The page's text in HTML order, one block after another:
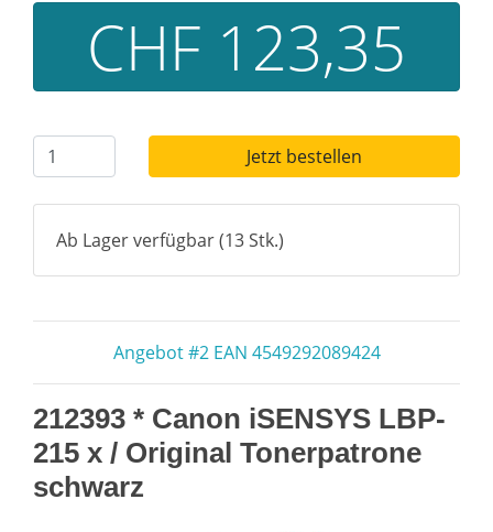
CHF 123,35
Jetzt bestellen
Ab Lager verfügbar (13 Stk.)
Angebot #2 EAN 4549292089424
212393 * Canon iSENSYS LBP-
215 x / Original Tonerpatrone
schwarz